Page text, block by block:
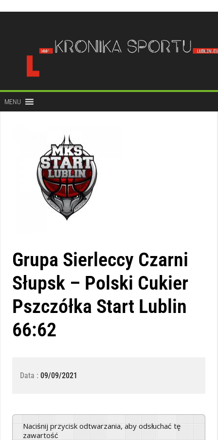
treści
MENU
Grupa Sierleccy Czarni
Słupsk – Polski Cukier
Pszczółka Start Lublin
66:62
Data : 09/09/2021
Naciśnij przycisk odtwarzania, aby odsłuchać tę
zawartość